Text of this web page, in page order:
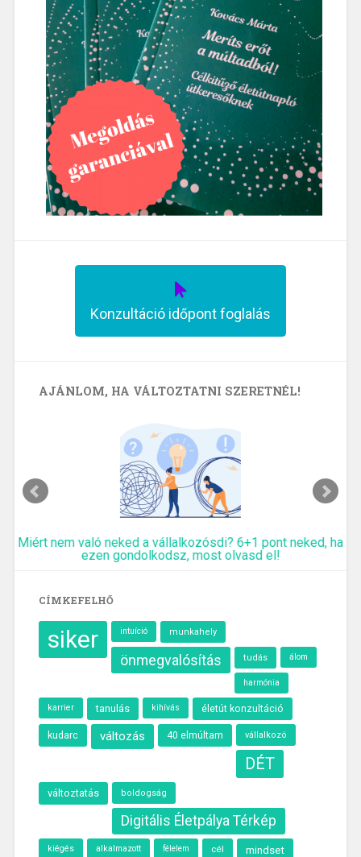
Konzultáció időpont foglalás
AJÁNLOM, HA VÁLTOZTATNI SZERETNÉL!
Miért nem való neked a vállalkozósdi? 6+1 pont neked, ha
ezen gondolkodsz, most olvasd el!
CÍMKEFELHŐ
siker intuíció munkahely
önmegvalósítás tudás álom
harmónia
karrier tanulás kihívás életút konzultáció
kudarc változás 40 elmúltam vállalkozó
DÉT
változtatás boldogság
Digitális Életpálya Térkép
kiégés alkalmazott félelem cél mindset